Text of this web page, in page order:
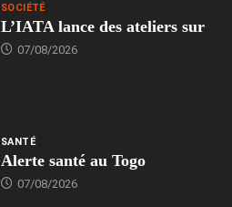
SOCIÉTÉ
L’IATA lance des ateliers sur
07/08/2026
SANTÉ
Alerte santé au Togo
07/08/2026